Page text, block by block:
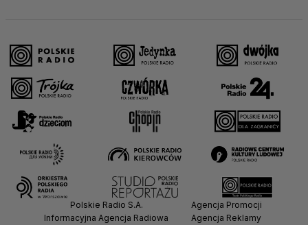
Polskie Radio S.A.
Informacyjna Agencja Radiowa
Agencja Promocji
Agencja Reklamy